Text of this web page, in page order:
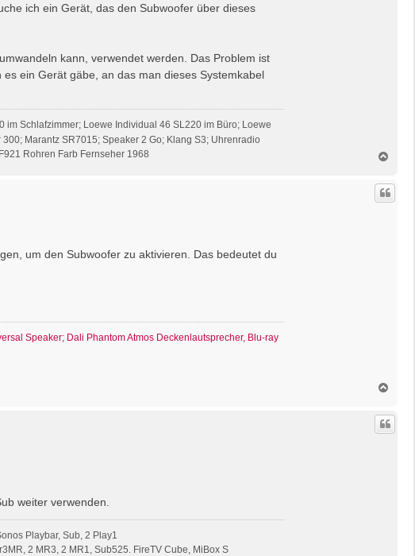
ich ein Gerät, das den Subwoofer über dieses
kann, verwendet werden. Das Problem ist
ein Gerät gäbe, an das man dieses Systemkabel
Schlafzimmer; Loewe Individual 46 SL220 im Büro; Loewe
Marantz SR7015; Speaker 2 Go; Klang S3; Uhrenradio
Rohren Farb Fernseher 1968
c
o
um den Subwoofer zu aktivieren. Das bedeutet du
Speaker; Dali Phantom Atmos Deckenlautsprecher, Blu-ray
c
o
weiter verwenden.
Playbar, Sub, 2 Play1
2 MR3, 2 MR1, Sub525. FireTV Cube, MiBox S